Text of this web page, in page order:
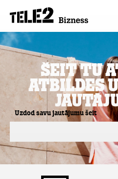
Šeit Tu
atbildes
Uzdod savu jautājumu šeit